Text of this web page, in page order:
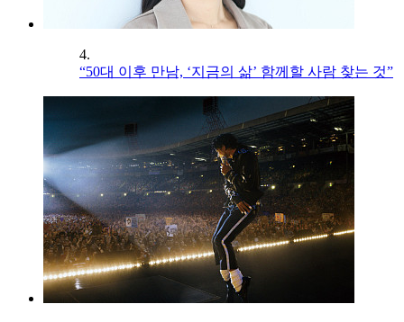
4.
“50대 이후 만남, ‘지금의 삶’ 함께할 사람 찾는 것”